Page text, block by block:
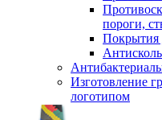
пороги,
Покрытия
Изготовление
логотипом